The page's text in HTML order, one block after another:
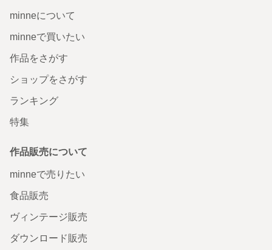
minneについて
minneで買いたい
作品をさがす
ショップをさがす
ランキング
特集
作品販売について
minneで売りたい
食品販売
ヴィンテージ販売
ダウンロード販売